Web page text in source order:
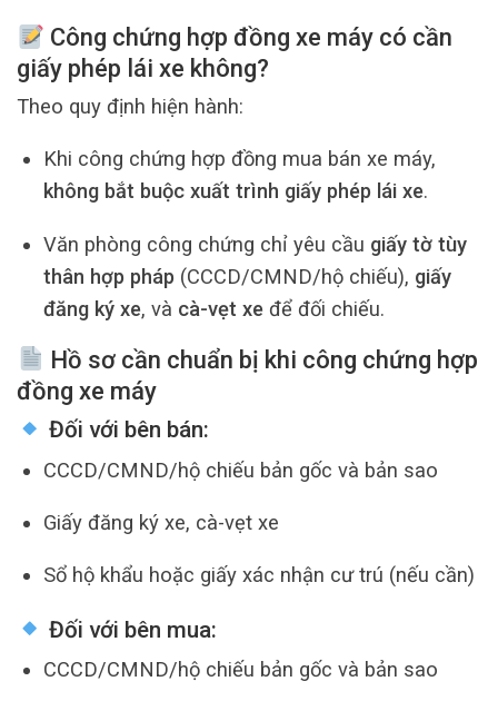
Công chứng hợp đồng xe máy có cần
giấy phép lái xe không?
Theo quy định hiện hành:
Khi công chứng hợp đồng mua bán xe máy,
không bắt buộc xuất trình giấy phép lái xe.
Văn phòng công chứng chỉ yêu cầu giấy tờ tùy
thân hợp pháp (CCCD/CMND/hộ chiếu), giấy
đăng ký xe, và cà-vẹt xeđể đối chiếu.
Hồ sơ cần chuẩn bị khi công chứng hợp
đồng xe máy
Đối với bên bán:
CCCD/CMND/hộ chiếu bản gốc và bản sao
Giấy đăng ký xe, cà-vẹt xe
Sổ hộ khẩu hoặc giấy xác nhận cư trú (nếu cần)
Đối với bên mua:
CCCD/CMND/hộ chiếu bản gốc và bản sao